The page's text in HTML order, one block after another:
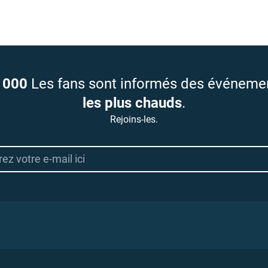
Les fans sont informés des
les plus chauds.
Rejoins-les.